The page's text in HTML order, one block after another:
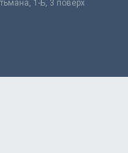
1-Б, 3 поверх